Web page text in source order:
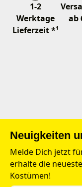
1-2
Werktage
Lieferzeit *¹
ab
Neuigkeiten
Melde Dich jetzt
erhalte die
Kostümen!